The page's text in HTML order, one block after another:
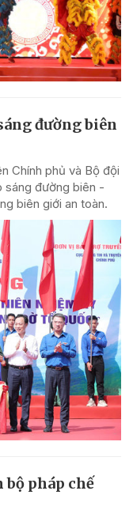
đường biên
Chính phủ và Bộ đội
sáng đường biên -
biên giới an toàn.
bộ pháp chế